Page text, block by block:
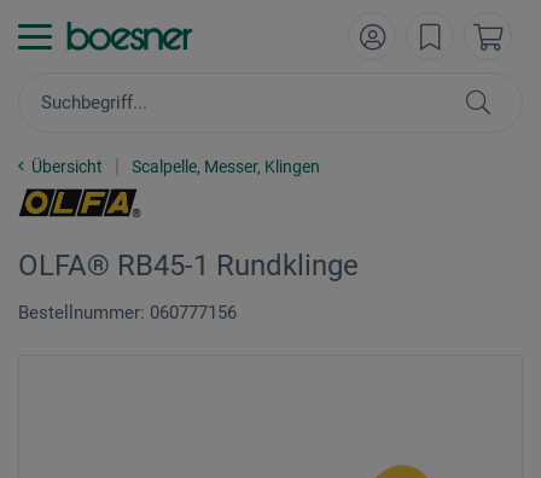
Übersicht Scalpelle, Messer, Klingen
OLFA® RB45-1 Rundklinge
Bestellnummer: 060777156